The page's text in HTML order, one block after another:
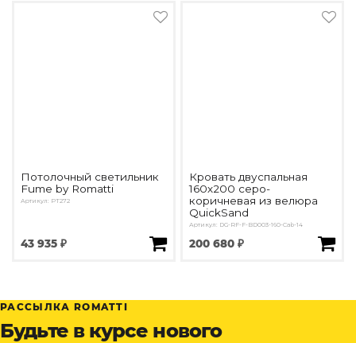
Потолочный светильник
Fume by Romatti
Артикул: PT272
43 935 ₽
Кровать двуспальная
160х200 серо-
коричневая из велюра
QuickSand
Артикул: DG-RF-F-BD003-160-Cab-14
200 680 ₽
РАССЫЛКА ROMATTI
Будьте в курсе нового